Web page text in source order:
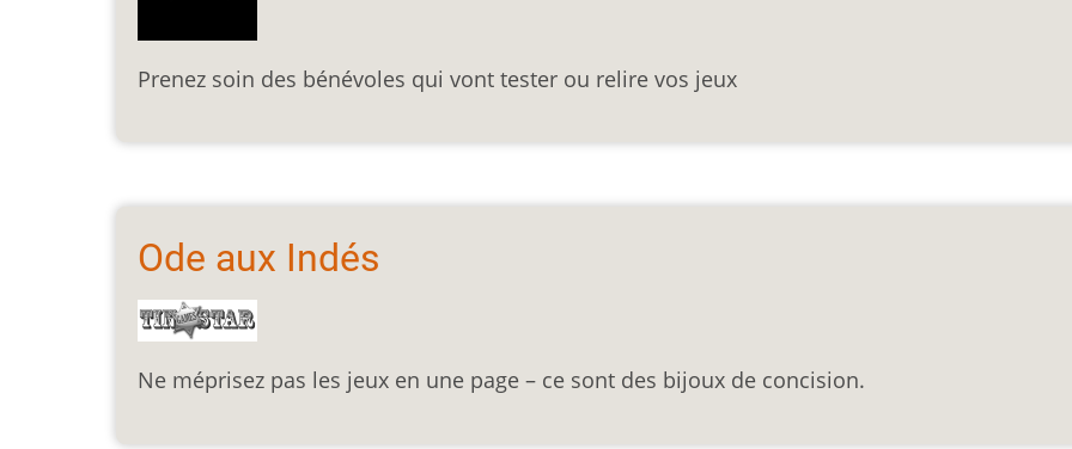
Prenez soin des bénévoles qui vont tester ou relire vos jeux
Ode aux Indés
Ne méprisez pas les jeux en une page – ce sont des bijoux de concision.